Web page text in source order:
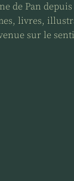
de Pan depuis
livres,
sur le